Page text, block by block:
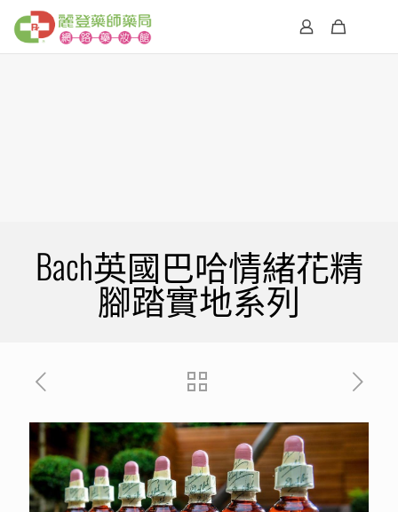
Bach英國巴哈情緒花精
腳踏實地系列